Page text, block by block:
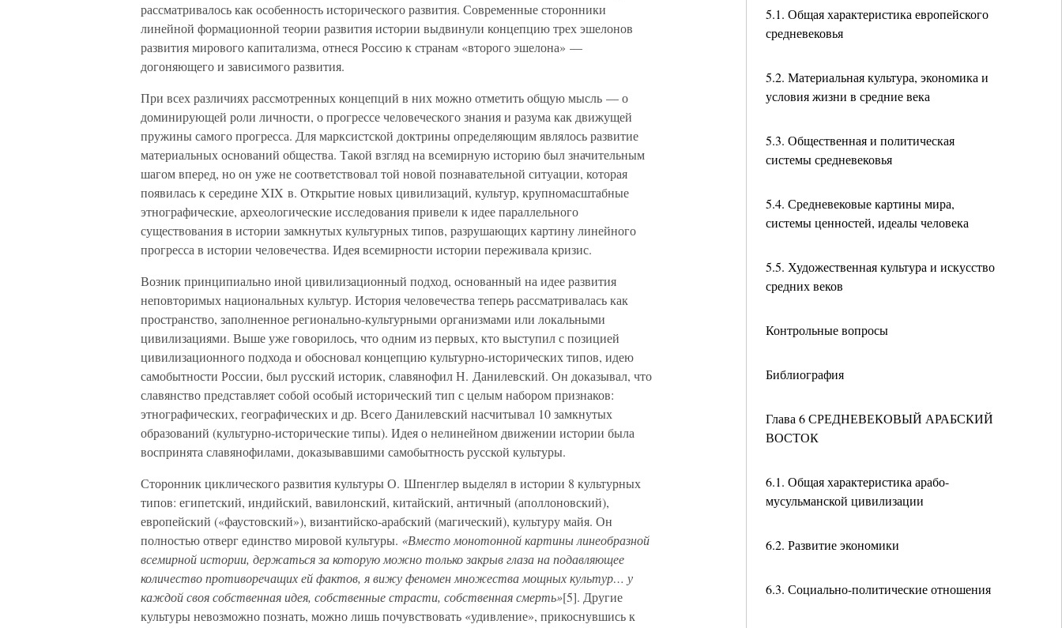
5.1. Общая характеристика европейского
средневековья
5.2. Материальная культура, экономика и
условия жизни в средние века
5.3. Общественная и политическая
системы средневековья
5.4. Средневековые картины мира,
системы ценностей, идеалы человека
5.5. Художественная культура и искусство
средних веков
Контрольные вопросы
Библиография
Глава 6 СРЕДНЕВЕКОВЫЙ АРАБСКИЙ
ВОСТОК
6.1. Общая характеристика арабо-
мусульманской цивилизации
6.2. Развитие экономики
6.3. Социально-политические отношения
рассматривалось как особенность исторического развития. Современные сторонники
линейной формационной теории развития истории выдвинули концепцию трех эшелонов
развития мирового капитализма, отнеся Россию к странам «второго эшелона» —
догоняющего и зависимого развития.
При всех различиях рассмотренных концепций в них можно отметить общую мысль — о
доминирующей роли личности, о прогрессе человеческого знания и разума как движущей
пружины самого прогресса. Для марксистской доктрины определяющим являлось развитие
материальных оснований общества. Такой взгляд на всемирную историю был значительным
шагом вперед, но он уже не соответствовал той новой познавательной ситуации, которая
появилась к середине XIX в. Открытие новых цивилизаций, культур, крупномасштабные
этнографические, археологические исследования привели к идее параллельного
существования в истории замкнутых культурных типов, разрушающих картину линейного
прогресса в истории человечества. Идея всемирности истории переживала кризис.
Возник принципиально иной цивилизационный подход, основанный на идее развития
неповторимых национальных культур. История человечества теперь рассматривалась как
пространство, заполненное регионально-культурными организмами или локальными
цивилизациями. Выше уже говорилось, что одним из первых, кто выступил с позицией
цивилизационного подхода и обосновал концепцию культурно-исторических типов, идею
самобытности России, был русский историк, славянофил Н. Данилевский. Он доказывал, что
славянство представляет собой особый исторический тип с целым набором признаков:
этнографических, географических и др. Всего Данилевский насчитывал 10 замкнутых
образований (культурно-исторические типы). Идея о нелинейном движении истории была
воспринята славянофилами, доказывавшими самобытность русской культуры.
Сторонник циклического развития культуры О. Шпенглер выделял в истории 8 культурных
типов: египетский, индийский, вавилонский, китайский, античный (аполлоновский),
европейский («фаустовский»), византийско-арабский (магический), культуру майя. Он
полностью отверг единство мировой культуры. «Вместо монотонной картины линеобразной
всемирной истории, держаться за которую можно только закрыв глаза на подавляющее
количество противоречащих ей фактов, я вижу феномен множества мощных культур… у
каждой своя собственная идея, собственные страсти, собственная смерть»[5]. Другие
культуры невозможно познать, можно лишь почувствовать «удивление», прикоснувшись к